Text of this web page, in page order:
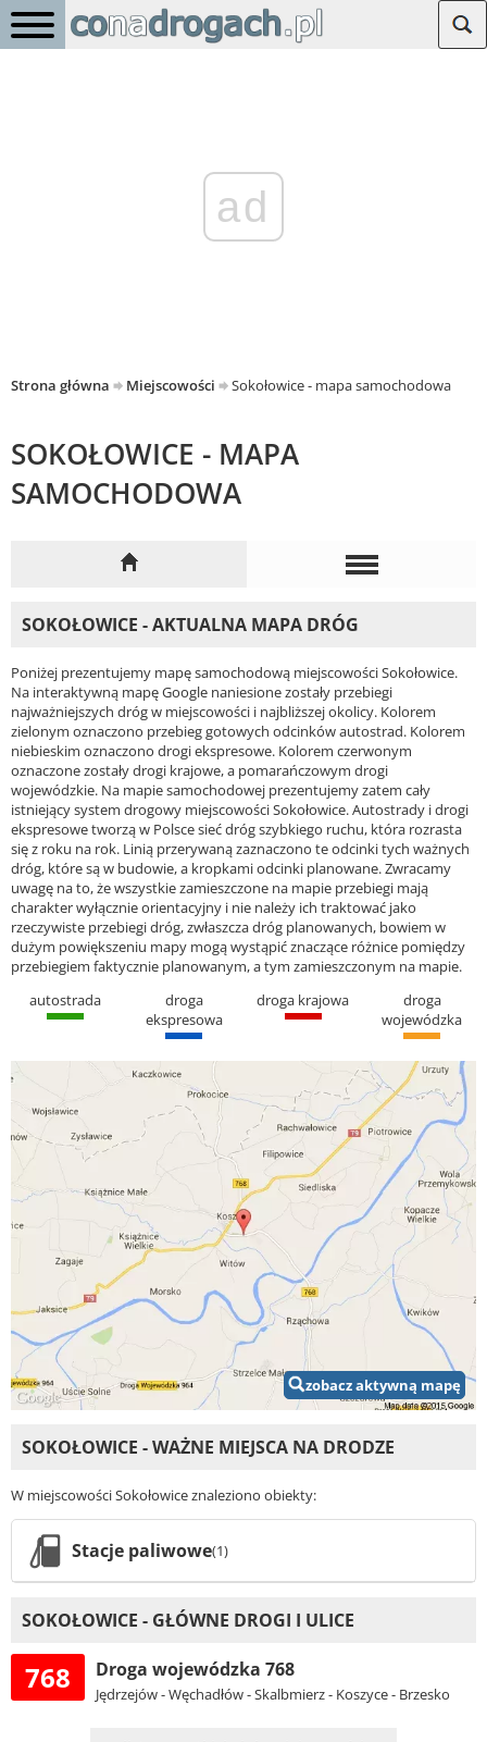
ad
Strona główna Miejscowości Sokołowice - mapa samochodowa
SOKOŁOWICE - MAPA
SAMOCHODOWA
SOKOŁOWICE - AKTUALNA MAPA DRÓG
Poniżej prezentujemy mapę samochodową miejscowości Sokołowice.
Na interaktywną mapę Google naniesione zostały przebiegi
najważniejszych dróg w miejscowości i najbliższej okolicy. Kolorem
zielonym oznaczono przebieg gotowych odcinków autostrad. Kolorem
niebieskim oznaczono drogi ekspresowe. Kolorem czerwonym
oznaczone zostały drogi krajowe, a pomarańczowym drogi
wojewódzkie. Na mapie samochodowej prezentujemy zatem cały
istniejący system drogowy miejscowości Sokołowice. Autostrady i drogi
ekspresowe tworzą w Polsce sieć dróg szybkiego ruchu, która rozrasta
się z roku na rok. Linią przerywaną zaznaczono te odcinki tych ważnych
dróg, które są w budowie, a kropkami odcinki planowane. Zwracamy
uwagę na to, że wszystkie zamieszczone na mapie przebiegi mają
charakter wyłącznie orientacyjny i nie należy ich traktować jako
rzeczywiste przebiegi dróg, zwłaszcza dróg planowanych, bowiem w
dużym powiększeniu mapy mogą wystąpić znaczące różnice pomiędzy
przebiegiem faktycznie planowanym, a tym zamieszczonym na mapie.
autostrada
droga
ekspresowa
droga krajowa
droga
wojewódzka
zobacz aktywną mapę
SOKOŁOWICE - WAŻNE MIEJSCA NA DRODZE
W miejscowości Sokołowice znaleziono obiekty:
Stacje paliwowe(1)
SOKOŁOWICE - GŁÓWNE DROGI I ULICE
768 Droga wojewódzka 768
Jędrzejów - Węchadłów - Skalbmierz - Koszyce - Brzesko